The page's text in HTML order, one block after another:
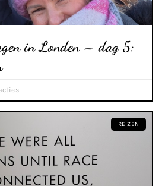
in Londen – dag 5:
REIZEN